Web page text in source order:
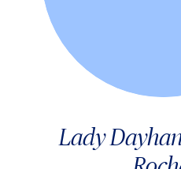
Lady